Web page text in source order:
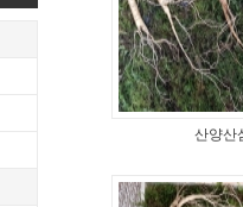
산양산